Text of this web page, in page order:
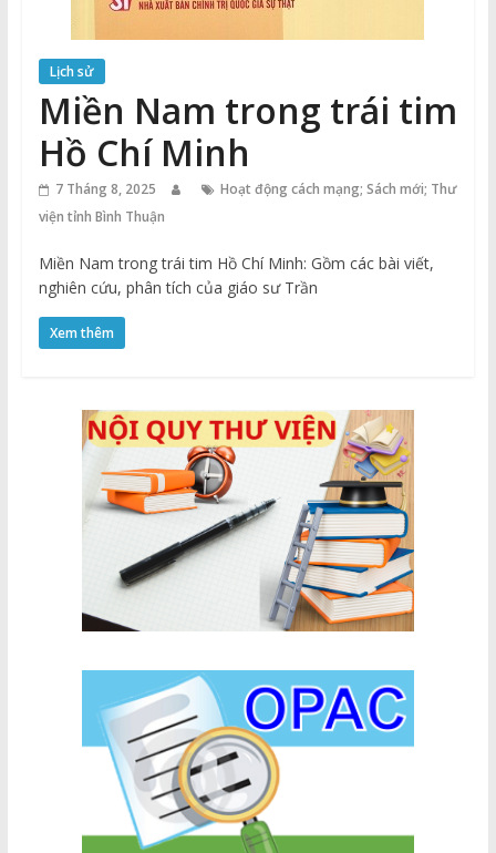
Lịch sử
Miền Nam trong trái tim
Hồ Chí Minh
7 Tháng 8, 2025
Hoạt động cách mạng; Sách mới; Thư
viện tỉnh Bình Thuận
Miền Nam trong trái tim Hồ Chí Minh: Gồm các bài viết,
nghiên cứu, phân tích của giáo sư Trần
Xem thêm